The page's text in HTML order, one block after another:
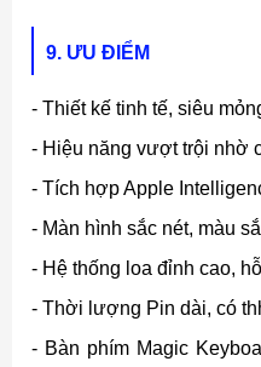
9. ƯU ĐIỂM
- Thiết kế tinh tế, siêu
- Hiệu năng vượt trội nhờ
- Tích hợp Apple
- Màn hình sắc nét, màu
- Hệ thống loa đỉnh cao,
- Thời lượng Pin dài, có
- Bàn phím Magic